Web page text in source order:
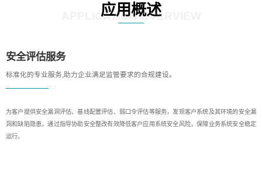
应用概述
APPLICATION OVERVIEW
安全评估服务
标准化的专业服务,助力企业满足监管要求的合规建设。
为客户提供安全漏洞评估、基线配置评估、弱口令评估等服务，发现客户系统及其环境的安全漏
洞和缺陷隐患，通过指导协助安全整改有效降低客户应用系统安全风险，保障业务系统安全稳定
运行。